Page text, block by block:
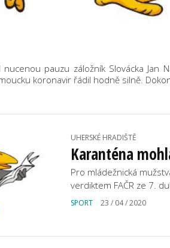
nucenou pauzu záložník Slovácka
koronavir řádil hodně silně.
UHERSKÉ HRADIŠTĚ
Karanténa
Pro mládežnická
verdiktem FAČR ze 7.
SPORT 23 / 04 / 2020